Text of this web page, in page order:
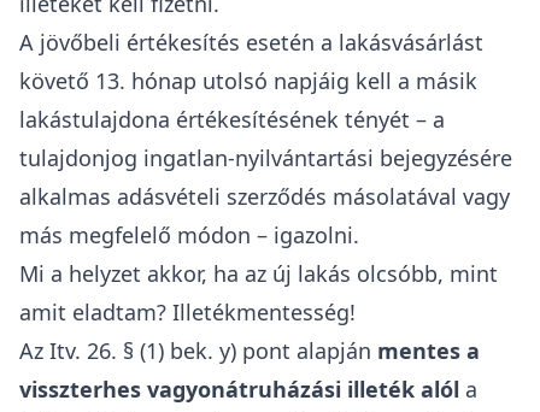
A jövőbeli értékesítés esetén a lakásvásárlást
követő 13. hónap utolsó napjáig kell a másik
lakástulajdona értékesítésének tényét – a
tulajdonjog ingatlan-nyilvántartási bejegyzésére
alkalmas adásvételi szerződés másolatával vagy
más megfelelő módon – igazolni.
Mi a helyzet akkor, ha az új lakás olcsóbb, mint
amit eladtam? Illetékmentesség!
Az Itv. 26. § (1) bek. y) pont alapján mentes a
visszterhes vagyonátruházási illeték alól a